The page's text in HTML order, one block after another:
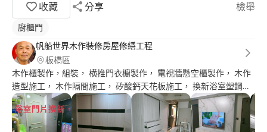
收藏
分享 檢舉
廚櫃門
帆船世界木作裝修房屋修繕工程
板橋區
木作櫃製作，組裝， 横推門衣櫥製作， 電視牆懸空櫃製作， 木作
造型施工， 木作隔間施工， 矽酸鈣天花板施工， 換新浴室塑鋼門
片， 換新房間門片， 挖天花板維修孔， 修改冷氣維修孔， 衣櫃門
鉸鍊更換， 木作，包冷氣管線， 木地板，爛掉修理， 裝潢維修，
裝潢改裝， 裝潢翻新， 木作裝修師傳，自備工具，自備貨車，到